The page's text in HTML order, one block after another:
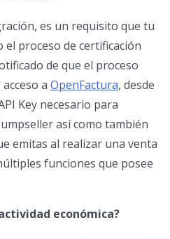
es un requisito que tu
proceso de certificación
de que el proceso
a OpenFactura, desde
Key necesario para
así como también
emitas al realizar una venta
funciones que posee
económica?